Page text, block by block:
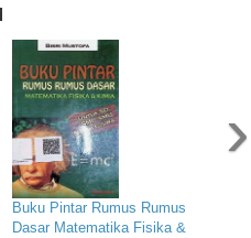
Buku Pintar Rumus Rumus
Dasar Matematika Fisika &
›